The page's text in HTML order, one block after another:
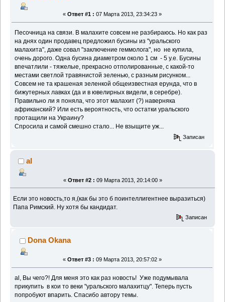
« Ответ #1 : 07 Марта 2013, 23:34:23 »
Песочница на связи. В малахите совсем не разбираюсь. Но как раз
на днях один продавец предложил бусины из "уральского
малахита", даже совал "заключение геммолога", но не купила,
очень дорого. Одна бусина диаметром около 1 см - 5 у.е. Бусины
впечатлили - тяжелые, прекрасно отполированные, с какой-то
местами светлой травянистой зеленью, с разным рисунком...
Совсем не та крашеная зеленкой общеизвестная ерунда, что в
бижутерных лавках (да и в ювелирных видели, в серебре).
Правильно ли я поняла, что этот малахит (?) наверняка
африканский? Или есть вероятность, что остатки уральского
протащили на Украину?
Спросила и самой смешно стало... Не взыщите уж...
Записан
al
« Ответ #2 : 09 Марта 2013, 20:14:00 »
Если это новость,то я,(как бы это б поинтеллигентнее выразиться)
Папа Римский. Ну хотя бы кандидат.
Записан
Dona Okana
« Ответ #3 : 09 Марта 2013, 20:57:02 »
al, Вы чего?! Для меня это как раз новость! Уже подумывала
прикупить в кои то веки "уральского малахитцу". Теперь пусть
попробуют впарить. Спасибо автору темы.